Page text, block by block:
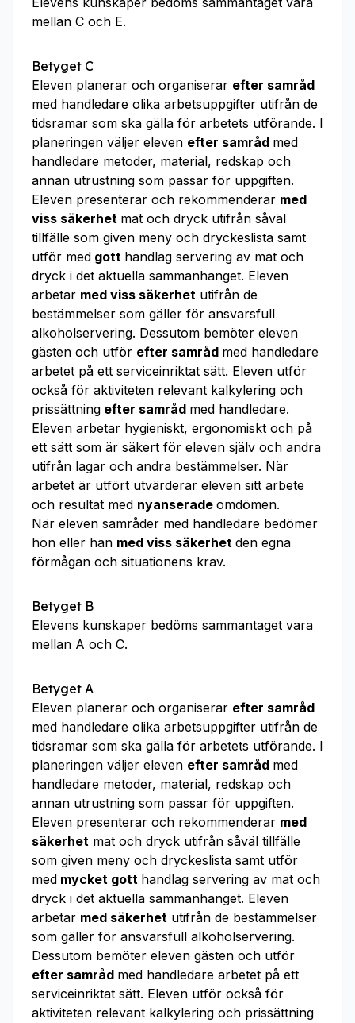
mellan C och E.
Betyget C
Eleven planerar och organiserar efter samråd
med handledare olika arbetsuppgifter utifrån de
tidsramar som ska gälla för arbetets utförande. I
planeringen väljer eleven efter samråd med
handledare metoder, material, redskap och
annan utrustning som passar för uppgiften.
Eleven presenterar och rekommenderar med
viss säkerhet mat och dryck utifrån såväl
tillfälle som given meny och dryckeslista samt
utför med gott handlag servering av mat och
dryck i det aktuella sammanhanget. Eleven
arbetar med viss säkerhet utifrån de
bestämmelser som gäller för ansvarsfull
alkoholservering. Dessutom bemöter eleven
gästen och utför efter samråd med handledare
arbetet på ett serviceinriktat sätt. Eleven utför
också för aktiviteten relevant kalkylering och
prissättning efter samråd med handledare.
Eleven arbetar hygieniskt, ergonomiskt och på
ett sätt som är säkert för eleven själv och andra
utifrån lagar och andra bestämmelser. När
arbetet är utfört utvärderar eleven sitt arbete
och resultat med nyanserade omdömen.
När eleven samråder med handledare bedömer
hon eller han med viss säkerhet den egna
förmågan och situationens krav.
Betyget B
Elevens kunskaper bedöms sammantaget vara
mellan A och C.
Betyget A
Eleven planerar och organiserar efter samråd
med handledare olika arbetsuppgifter utifrån de
tidsramar som ska gälla för arbetets utförande. I
planeringen väljer eleven efter samråd med
handledare metoder, material, redskap och
annan utrustning som passar för uppgiften.
Eleven presenterar och rekommenderar med
säkerhet mat och dryck utifrån såväl tillfälle
som given meny och dryckeslista samt utför
med mycket gott handlag servering av mat och
dryck i det aktuella sammanhanget. Eleven
arbetar med säkerhet utifrån de bestämmelser
som gäller för ansvarsfull alkoholservering.
Dessutom bemöter eleven gästen och utför
efter samråd med handledare arbetet på ett
serviceinriktat sätt. Eleven utför också för
aktiviteten relevant kalkylering och prissättning